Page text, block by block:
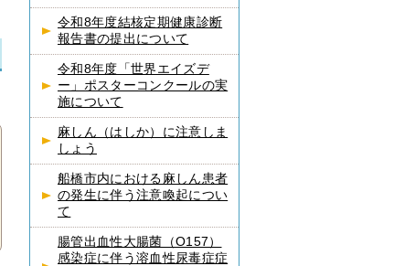
令和8年度結核定期健康診断
報告書の提出について
令和8年度「世界エイズデ
ー」ポスターコンクールの実
施について
麻しん（はしか）に注意しま
しょう
船橋市内における麻しん患者
の発生に伴う注意喚起につい
て
腸管出血性大腸菌（O157）
感染症に伴う溶血性尿毒症症